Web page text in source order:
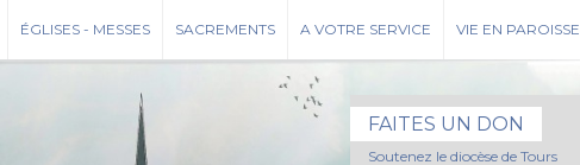
ÉGLISES - MESSES SACREMENTS A VOTRE SERVICE VIE EN PAROISSE
FAITES UN DON
Soutenez le diocèse de Tours